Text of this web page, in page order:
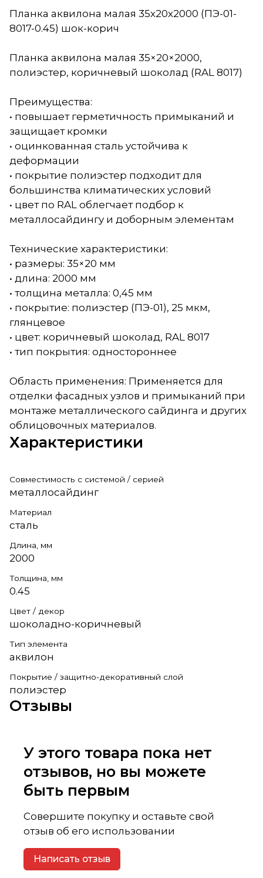
Планка аквилона малая 35х20х2000 (ПЭ-01-
8017-0.45) шок-корич
Планка аквилона малая 35×20×2000,
полиэстер, коричневый шоколад (RAL 8017)
Преимущества:
• повышает герметичность примыканий и
защищает кромки
• оцинкованная сталь устойчива к
деформации
• покрытие полиэстер подходит для
большинства климатических условий
• цвет по RAL облегчает подбор к
металлосайдингу и доборным элементам
Технические характеристики:
• размеры: 35×20 мм
• длина: 2000 мм
• толщина металла: 0,45 мм
• покрытие: полиэстер (ПЭ-01), 25 мкм,
глянцевое
• цвет: коричневый шоколад, RAL 8017
• тип покрытия: одностороннее
Область применения: Применяется для
отделки фасадных узлов и примыканий при
монтаже металлического сайдинга и других
облицовочных материалов.
Характеристики
Совместимость с системой / серией
металлосайдинг
Материал
сталь
Длина, мм
2000
Толщина, мм
0.45
Цвет / декор
шоколадно-коричневый
Тип элемента
аквилон
Покрытие / защитно-декоративный слой
полиэстер
Отзывы
У этого товара пока нет
отзывов, но вы можете
быть первым
Совершите покупку и оставьте свой
отзыв об его использовании
Написать отзыв